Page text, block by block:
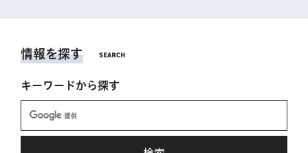
情報を探す
キーワードから探す